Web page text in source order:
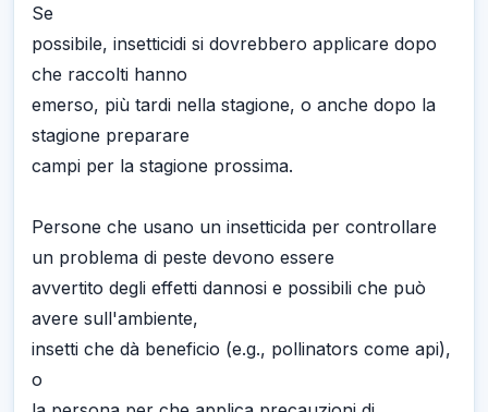
Se
possibile, insetticidi si dovrebbero applicare dopo
che raccolti hanno
emerso, più tardi nella stagione, o anche dopo la
stagione preparare
campi per la stagione prossima.
Persone che usano un insetticida per controllare
un problema di peste devono essere
avvertito degli effetti dannosi e possibili che può
avere sull'ambiente,
insetti che dà beneficio (e.g., pollinators come api),
o